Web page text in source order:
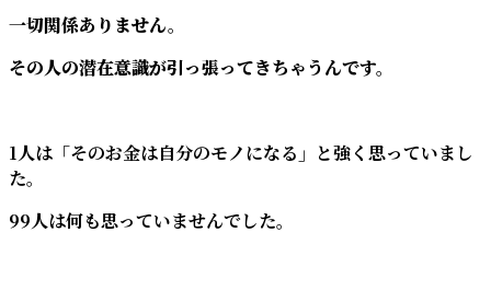
一切関係ありません。
その人の潜在意識が引っ張ってきちゃうんです。
1人は「そのお金は自分のモノになる」と強く思っていまし
た。
99人は何も思っていませんでした。